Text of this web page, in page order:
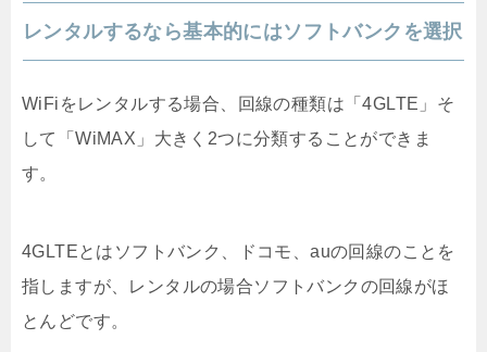
レンタルするなら基本的にはソフトバンクを選択
WiFiをレンタルする場合、回線の種類は「4GLTE」そ
して「WiMAX」大きく2つに分類することができま
す。
4GLTEとはソフトバンク、ドコモ、auの回線のことを
指しますが、レンタルの場合ソフトバンクの回線がほ
とんどです。